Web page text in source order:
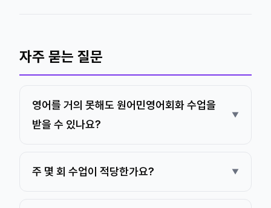
자주 묻는 질문
영어를 거의 못해도 원어민영어회화 수업을
받을 수 있나요?
주 몇 회 수업이 적당한가요?